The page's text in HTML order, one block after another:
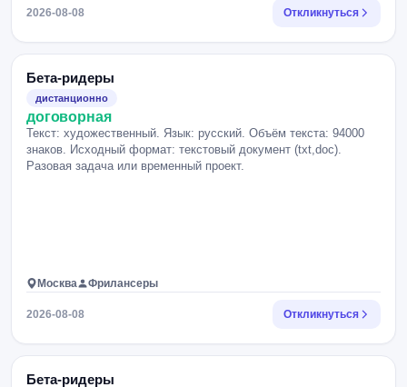
2026-08-08 Откликнуться
Бета-ридеры
дистанционно
договорная
Текст: художественный. Язык: русский. Объём текста: 94000
знаков. Исходный формат: текстовый документ (txt,doc).
Разовая задача или временный проект.
Москва Фрилансеры
2026-08-08 Откликнуться
Бета-ридеры